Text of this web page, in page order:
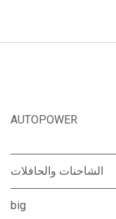
AUTOPOWER
الشاحنات والحافلات
big